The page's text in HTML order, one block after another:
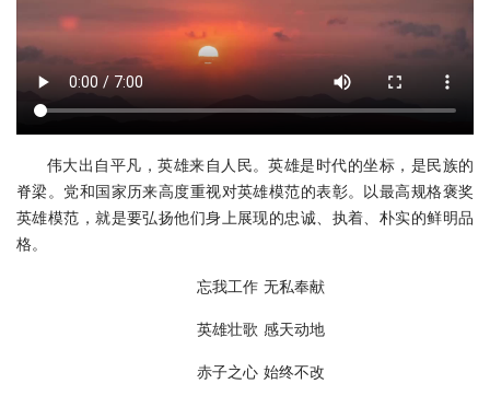
伟大出自平凡，英雄来自人民。英雄是时代的坐标，是民族的
脊梁。党和国家历来高度重视对英雄模范的表彰。以最高规格褒奖
英雄模范，就是要弘扬他们身上展现的忠诚、执着、朴实的鲜明品
格。
忘我工作 无私奉献
英雄壮歌 感天动地
赤子之心 始终不改